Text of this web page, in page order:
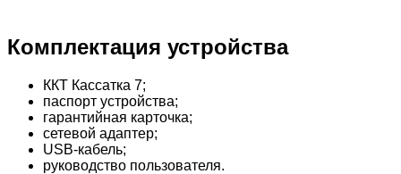
Комплектация устройства
ККТ Кассатка 7;
паспорт устройства;
гарантийная карточка;
сетевой адаптер;
USB-кабель;
руководство пользователя.